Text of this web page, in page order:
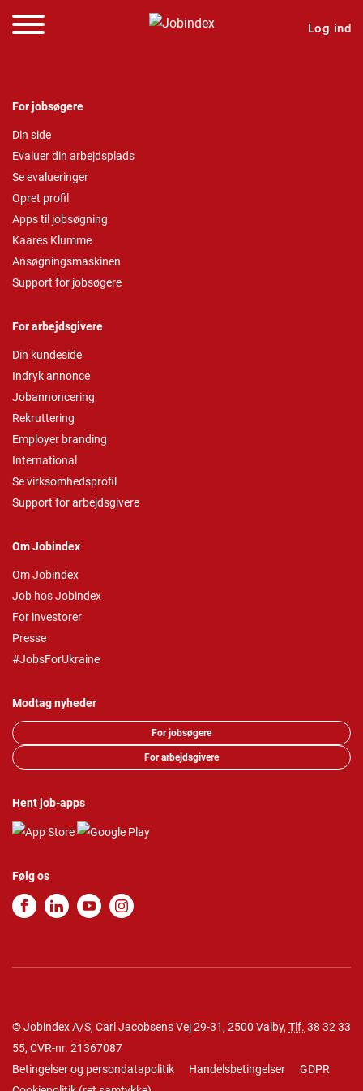
Log ind
For jobsøgere
Din side
Evaluer din arbejdsplads
Se evalueringer
Opret profil
Apps til jobsøgning
Kaares Klumme
Ansøgningsmaskinen
Support for jobsøgere
For arbejdsgivere
Din kundeside
Indryk annonce
Jobannoncering
Rekruttering
Employer branding
International
Se virksomhedsprofil
Support for arbejdsgivere
Om Jobindex
Om Jobindex
Job hos Jobindex
For investorer
Presse
#JobsForUkraine
Modtag nyheder
For jobsøgere
For arbejdsgivere
Hent job-apps
Følg os
© Jobindex A/S, Carl Jacobsens Vej 29-31, 2500 Valby, Tlf. 38 32 33
55, CVR-nr. 21367087
Betingelser og persondatapolitik
Handelsbetingelser
GDPR